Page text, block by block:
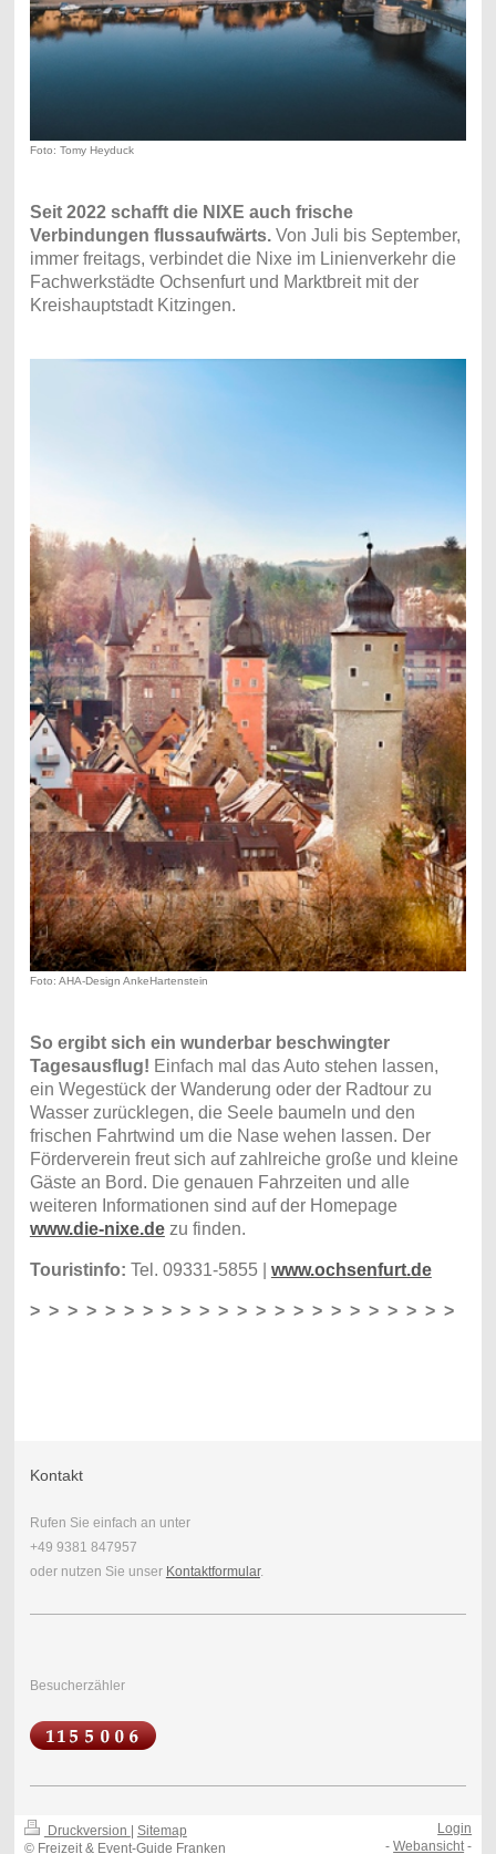
Foto: Tomy Heyduck
Seit 2022 schafft die NIXE auch frische
Verbindungen flussaufwärts. Von Juli bis September,
immer freitags, verbindet die Nixe im Linienverkehr die
Fachwerkstädte Ochsenfurt und Marktbreit mit der
Kreishauptstadt Kitzingen.
Foto: AHA-Design AnkeHartenstein
So ergibt sich ein wunderbar beschwingter
Tagesausflug! Einfach mal das Auto stehen lassen,
ein Wegestück der Wanderung oder der Radtour zu
Wasser zurücklegen, die Seele baumeln und den
frischen Fahrtwind um die Nase wehen lassen. Der
Förderverein freut sich auf zahlreiche große und kleine
Gäste an Bord. Die genauen Fahrzeiten und alle
weiteren Informationen sind auf der Homepage
www.die-nixe.dezu finden.
Touristinfo: Tel. 09331-5855 | www.ochsenfurt.de
> > > > > > > > > > > > > > > > > > > > > > >
Kontakt
Rufen Sie einfach an unter
+49 9381 847957
oder nutzen Sie unser Kontaktformular.
Besucherzähler
Druckversion
Sitemap
© Freizeit & Event-Guide Franken
Login
-Webansicht-